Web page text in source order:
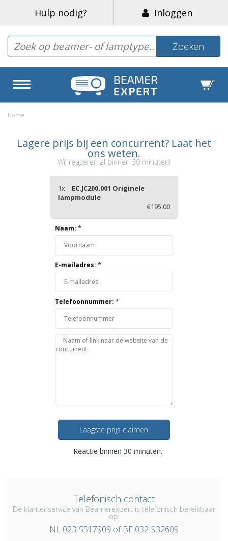
Hulp nodig? Inloggen
Zoeken
Home
Lagere prijs bij een concurrent? Laat het
ons weten.
Wij reageren al binnen 30 minuten!
1x
EC.JC200.001 Originele
lampmodule
€195,00
Naam: *
E-mailadres: *
Telefoonnummer: *
Laagste prijs claimen
Reactie binnen 30 minuten.
Telefonisch contact
De klantenservice van Beamerexpert is telefonisch bereikbaar
op:
NL 023-5517909 of BE 032-932609